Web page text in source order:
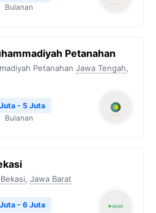
Bulanan
Petanahan
Petanahan Jawa Tengah,
- 5 Juta
Bulanan
Bekasi, Jawa Barat
- 6 Juta